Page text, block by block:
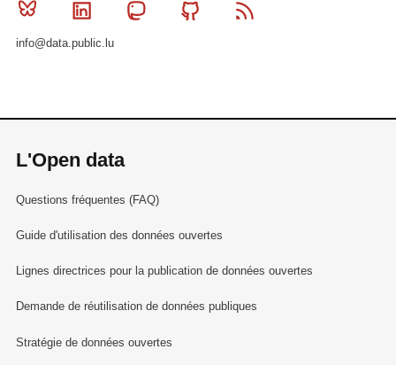
Bluesky Linkedin MastodonGithub
info@data.public.lu
L'Open data
Questions fréquentes (FAQ)
Guide d'utilisation des données ouvertes
Lignes directrices pour la publication de données ouvertes
Demande de réutilisation de données publiques
Stratégie de données ouvertes